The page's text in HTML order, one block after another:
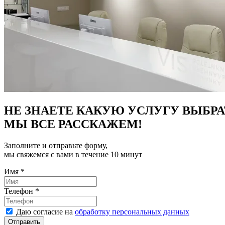
НЕ ЗНАЕТЕ КАКУЮ УСЛУГУ
МЫ ВСЕ РАССКАЖЕМ!
Заполните и отправьте форму,
мы свяжемся с вами в течение 10 минут
Имя *
Телефон *
Даю согласие на обработку персональных данных
Отправить